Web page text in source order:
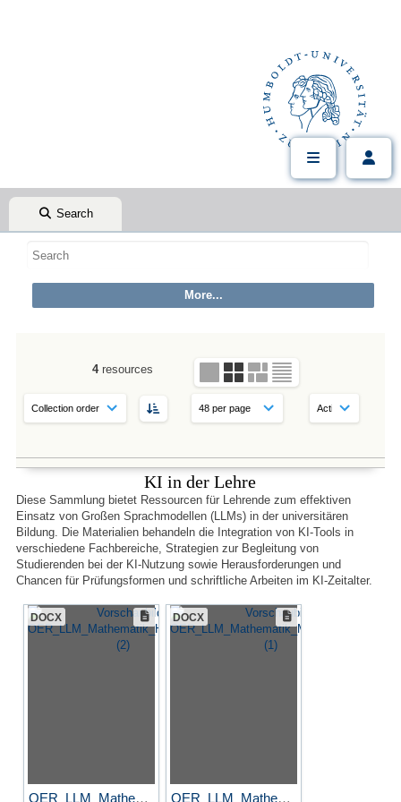
Search
4resources
KI in der Lehre
Diese Sammlung bietet Ressourcen für Lehrende zum effektiven
Einsatz von Großen Sprachmodellen (LLMs) in der universitären
Bildung. Die Materialien behandeln die Integration von KI-Tools in
verschiedene Fachbereiche, Strategien zur Begleitung von
Studierenden bei der KI-Nutzung sowie Herausforderungen und
Chancen für Prüfungsformen und schriftliche Arbeiten im KI-Zeitalter.
DOCX
OER_LLM_Mathematik_Handout_...
DOCX
OER_LLM_Mathematik_Metadate...